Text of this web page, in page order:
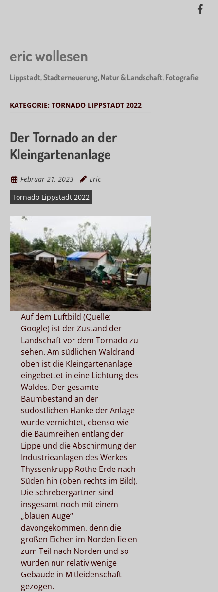
eric wollesen
Lippstadt, Stadterneuerung, Natur & Landschaft, Fotografie
KATEGORIE: TORNADO LIPPSTADT 2022
Der Tornado an der
Kleingartenanlage
Februar 21, 2023
Eric
Tornado Lippstadt 2022
Auf dem Luftbild (Quelle:
Google) ist der Zustand der
Landschaft vor dem Tornado zu
sehen. Am südlichen Waldrand
oben ist die Kleingartenanlage
eingebettet in eine Lichtung des
Waldes. Der gesamte
Baumbestand an der
südöstlichen Flanke der Anlage
wurde vernichtet, ebenso wie
die Baumreihen entlang der
Lippe und die Abschirmung der
Industrieanlagen des Werkes
Thyssenkrupp Rothe Erde nach
Süden hin (oben rechts im Bild).
Die Schrebergärtner sind
insgesamt noch mit einem
„blauen Auge“
davongekommen, denn die
großen Eichen im Norden fielen
zum Teil nach Norden und so
wurden nur relativ wenige
Gebäude in Mitleidenschaft
gezogen.